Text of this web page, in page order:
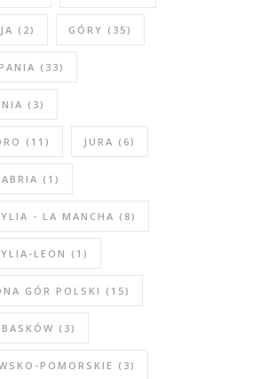
(2) GÓRY (35)
(33)
(3)
(11) JURA (6)
(1)
- LA MANCHA (8)
LEON (1)
GÓR POLSKI (15)
(3)
POMORSKIE (3)